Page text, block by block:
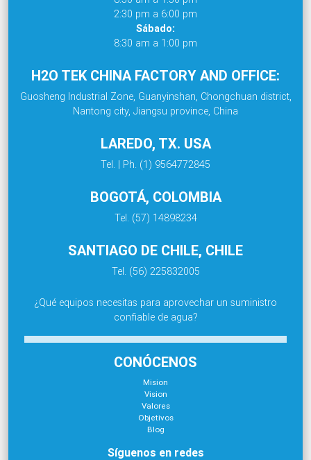
2:30 pm a 6:00 pm
Sábado:
8:30 am a 1:00 pm
H2O TEK CHINA FACTORY AND OFFICE:
Guosheng Industrial Zone, Guanyinshan, Chongchuan district,
Nantong city, Jiangsu province, China
LAREDO, TX. USA
Tel. | Ph. (1) 9564772845
BOGOTÁ, COLOMBIA
Tel. (57) 14898234
SANTIAGO DE CHILE, CHILE
Tel. (56) 225832005
¿Qué equipos necesitas para aprovechar un suministro
confiable de agua?
CONÓCENOS
Mision
Vision
Valores
Objetivos
Blog
Síguenos en redes